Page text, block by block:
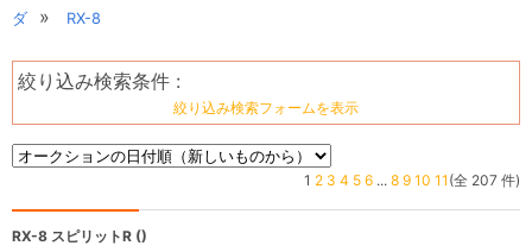
ダ
» RX-8
絞り込み検索条件 :
絞り込み検索フォームを表示
1 2 3 4 5 6 ... 8 9 10 11 (全 207 件)
RX-8 スピリットR ()